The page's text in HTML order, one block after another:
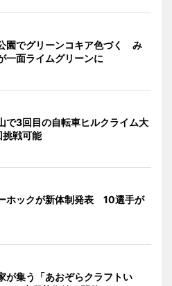
園でグリーンコキア色づく み
一面ライムグリーンに
で3回目の自転車ヒルクライム大
戦可能
ホックが新体制発表 10選手が
が集う「あおぞらクラフトい